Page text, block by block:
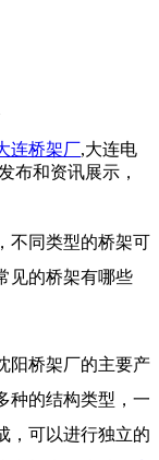
连桥架厂,大连电
布和资讯展示，
不同类型的桥架可
见的桥架有哪些
阳桥架厂的主要产
种的结构类型，一
，可以进行独立的